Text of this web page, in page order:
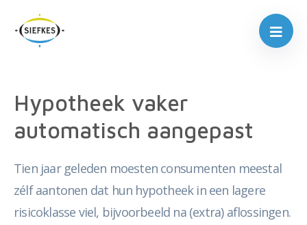
Hypotheek vaker
automatisch aangepast
Tien jaar geleden moesten consumenten meestal
zélf aantonen dat hun hypotheek in een lagere
risicoklasse viel, bijvoorbeeld na (extra) aflossingen.